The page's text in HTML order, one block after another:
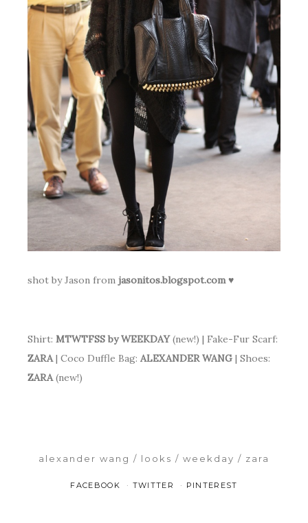
shot by Jason from jasonitos.blogspot.com ♥
Shirt: MTWTFSS by WEEKDAY(new!) | Fake-Fur Scarf:
ZARA| Coco Duffle Bag: ALEXANDER WANG | Shoes:
ZARA(new!)
alexander wang looks weekday zara
FACEBOOK TWITTER PINTEREST